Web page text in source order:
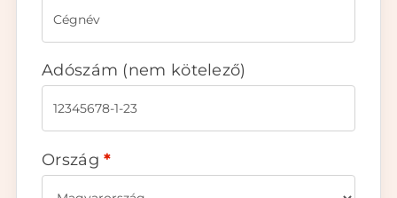
Adószám (nem kötelező)
Ország*